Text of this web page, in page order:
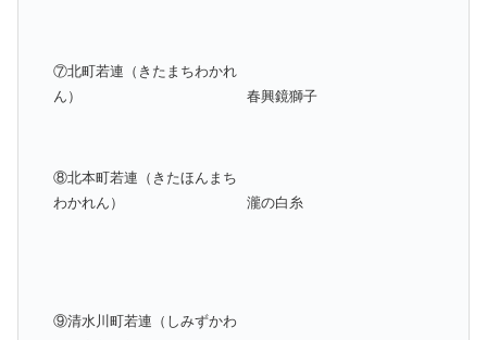
⑦北町若連（きたまちわかれ
ん）
春興鏡獅子
⑧北本町若連（きたほんまち
わかれん）
瀧の白糸
⑨清水川町若連（しみずかわ